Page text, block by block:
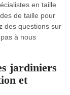
en taille
de taille pour
des questions sur
à nous
jardiniers
et